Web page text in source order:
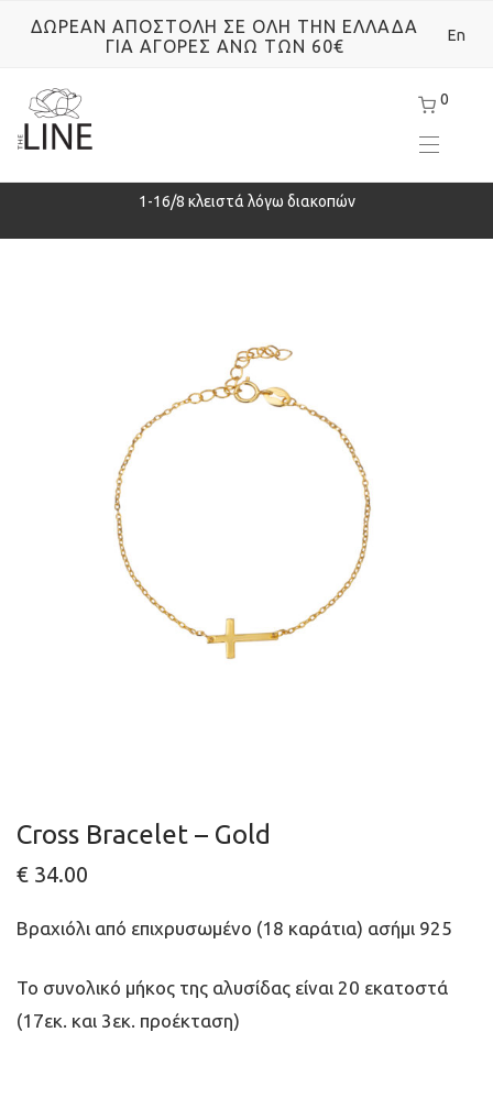
0
ΔΩΡΕΑΝ ΑΠΟΣΤΟΛΗ ΣΕ ΟΛΗ ΤΗΝ ΕΛΛΑΔΑ
ΓΙΑ ΑΓΟΡΕΣ ΑΝΩ ΤΩΝ 60€
En
1-16/8 κλειστά λόγω διακοπών
Cross Bracelet – Gold
€ 34.00
Βραχιόλι από επιχρυσωμένο (18 καράτια) ασήμι 925
Το συνολικό μήκος της αλυσίδας είναι 20 εκατοστά
(17εκ. και 3εκ. προέκταση)